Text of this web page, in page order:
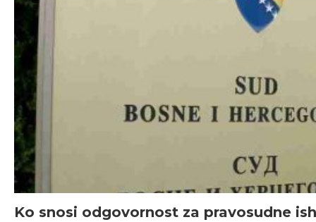
Ko snosi odgovornost za pravosudne